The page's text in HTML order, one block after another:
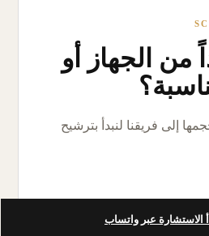
من الجهاز أو
إلى فريقنا لنبدأ بترشيح
الاستشارة عبر واتساب